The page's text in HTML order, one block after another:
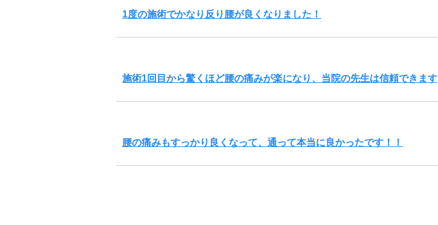
1度の施術でかなり反り腰が良くなりました！
施術1回目から驚くほど腰の痛みが楽になり、当院の先生は信頼できます
腰の痛みもすっかり良くなって、通って本当に良かったです！！